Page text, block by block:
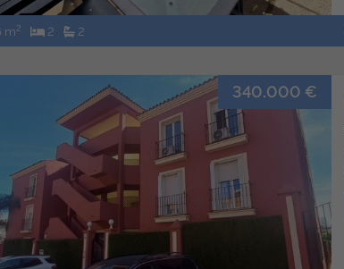
m2 2 2
340.000 €